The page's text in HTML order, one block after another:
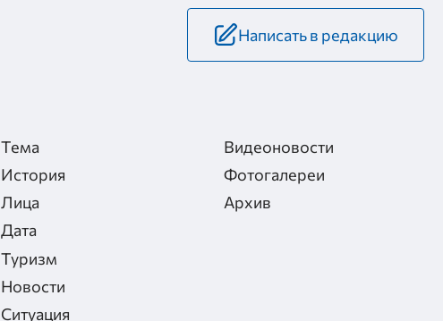
Написать в редакцию
Тема
История
Лица
Дата
Туризм
Новости
Ситуация
Видеоновости
Фотогалереи
Архив